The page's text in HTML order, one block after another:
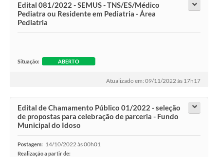
Edital 081/2022 - SEMUS - TNS/ES/Médico
Pediatra ou Residente em Pediatria - Área
Pediatria
Situação: ABERTO
Atualizado em: 09/11/2022 às 17h17
Edital de Chamamento Público 01/2022 - seleção
de propostas para celebração de parceria - Fundo
Municipal do Idoso
Postagem: 14/10/2022 às 00h01
Realização a partir de: